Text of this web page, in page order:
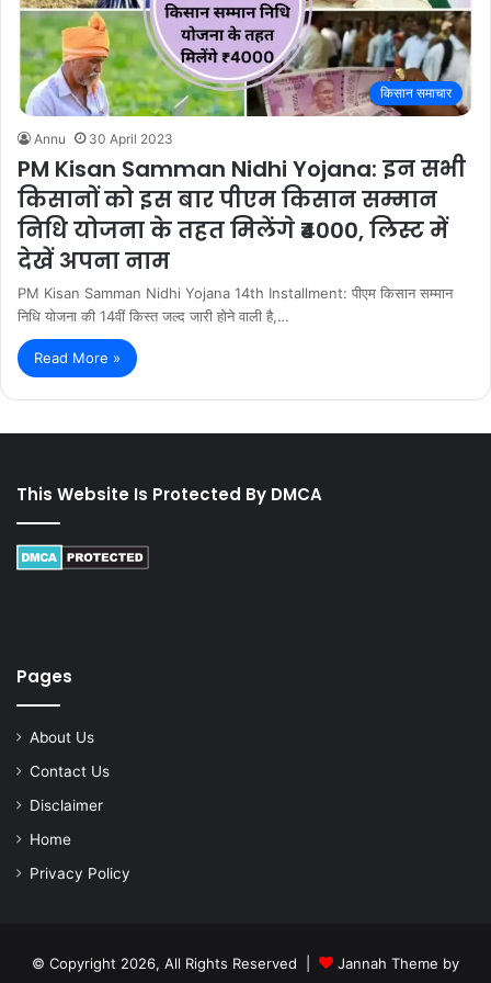
किसान समाचार
Annu 30 April 2023
PM Kisan Samman Nidhi Yojana: इन सभी
किसानों को इस बार पीएम किसान सम्मान
निधि योजना के तहत मिलेंगे ₹4000, लिस्ट में
देखें अपना नाम
PM Kisan Samman Nidhi Yojana 14th Installment: पीएम किसान सम्मान
निधि योजना की 14वीं किस्त जल्द जारी होने वाली है,…
Read More »
This Website Is Protected By DMCA
Pages
About Us
Contact Us
Disclaimer
Home
Privacy Policy
© Copyright 2026, All Rights Reserved | Jannah Theme by